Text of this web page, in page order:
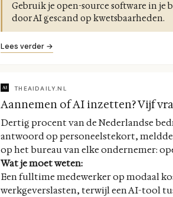
Gebruik je open-source software in
door AI gescand op kwetsbaarheden.
Lees verder →
THEAIDAILY.NL
Aannemen of AI inzetten? Vijf
Dertig procent van de Nederlandse
antwoord op personeelstekort, meldde
op het bureau van elke ondernemer:
Wat je moet weten:
Een fulltime medewerker op modaal
werkgeverslasten, terwijl een AI-tool